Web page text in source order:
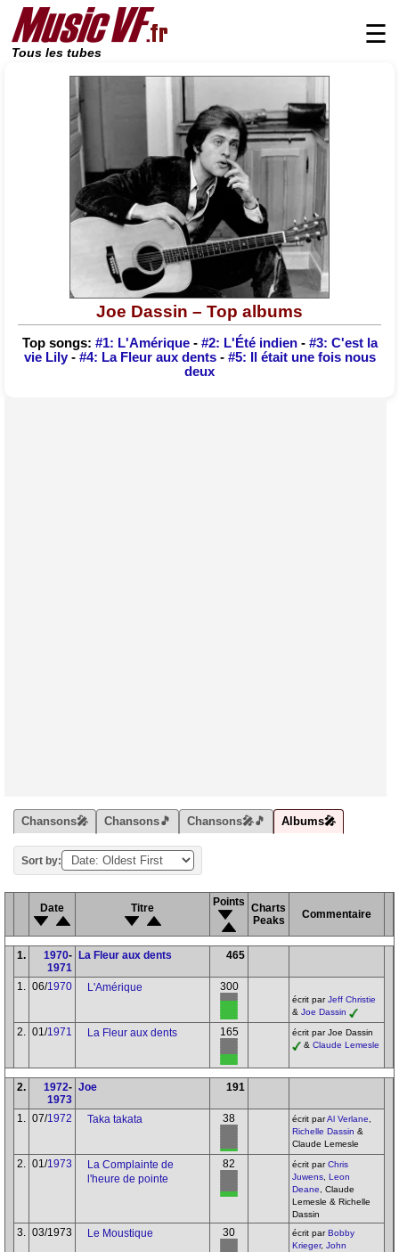
Tous les tubes
☰
Joe Dassin – Top albums
Top songs: #1: L'Amérique- #2: L'Été indien- #3: C'est la
vie Lily- #4: La Fleur aux dents- #5: Il était une fois nous
deux
Chansons🎤 Chansons🎵 Chansons🎤🎵 Albums🎤
Sort by:
Date Titre Points Charts
Peaks
Commentaire
1. 1970-
1971
La Fleur aux dents 465
1. 06/1970 L'Amérique 300
écrit parJeff Christie
& Joe Dassin
2. 01/1971 La Fleur aux dents 165
écrit par Joe Dassin
& Claude Lemesle
2. 1972-
1973
Joe 191
1. 07/1972 Taka takata 38 écrit parAl Verlane
Richelle Dassin &
Claude Lemesle
2. 01/1973
La Complainte de
l'heure de pointe
82 écrit parChris
Juwens Leon
Deane , Claude
Lemesle & Richelle
Dassin
3. 03/1973 Le Moustique 30 écrit parBobby
Krieger, John